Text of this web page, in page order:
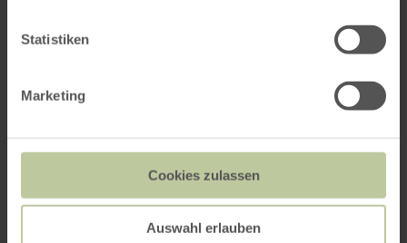
Statistiken
Marketing
Cookies zulassen
Auswahl erlauben
Das könnte Sie auch